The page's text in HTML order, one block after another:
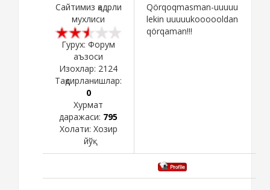
Сайтимиз қадрли
мухлиси
Гурух: Форум
аъзоси
Изохлар: 2124
Тақдирланишлар:
0
Хурмат
даражаси: 795
Холати: Хозир
йўқ
Qörqoqmasman-uuuuu
lekin uuuuukoooooldan
qörqaman!!!